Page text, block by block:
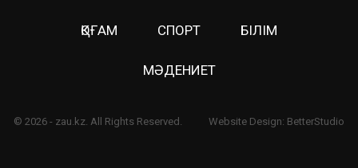
ҚОҒАМ СПОРТ БІЛІМ
МӘДЕНИЕТ
© 2026 - zau.kz. All Rights Reserved. Website Design: BetterStudio